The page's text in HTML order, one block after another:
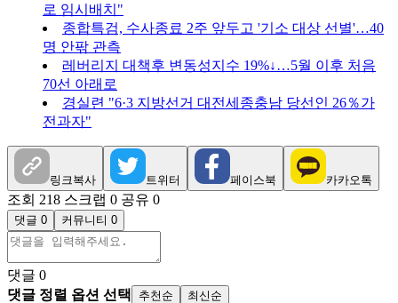
로 임시배치"
종합특검, 수사종료 2주 앞두고 '기소 대상 선별'…40
명 안팎 관측
레버리지 대책후 변동성지수 19%↓…5월 이후 처음
70선 아래로
경실련 "6·3 지방선거 대전세종충남 당선인 26％가
전과자"
링크복사 트위터 페이스북 카카오톡
조회 218 스크랩 0 공유 0
댓글 0 커뮤니티 0
댓글 0
댓글 정렬 옵션 선택
추천순 최신순